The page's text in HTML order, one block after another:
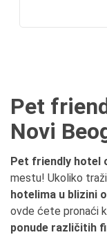
Pet
Novi
Pet friendly hotel
mestu! Ukoliko
hotelima u blizini
ovde ćete pronaći
ponude različitih